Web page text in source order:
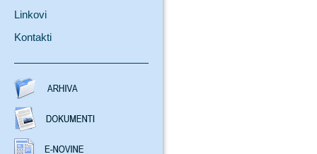
Linkovi
Kontakti